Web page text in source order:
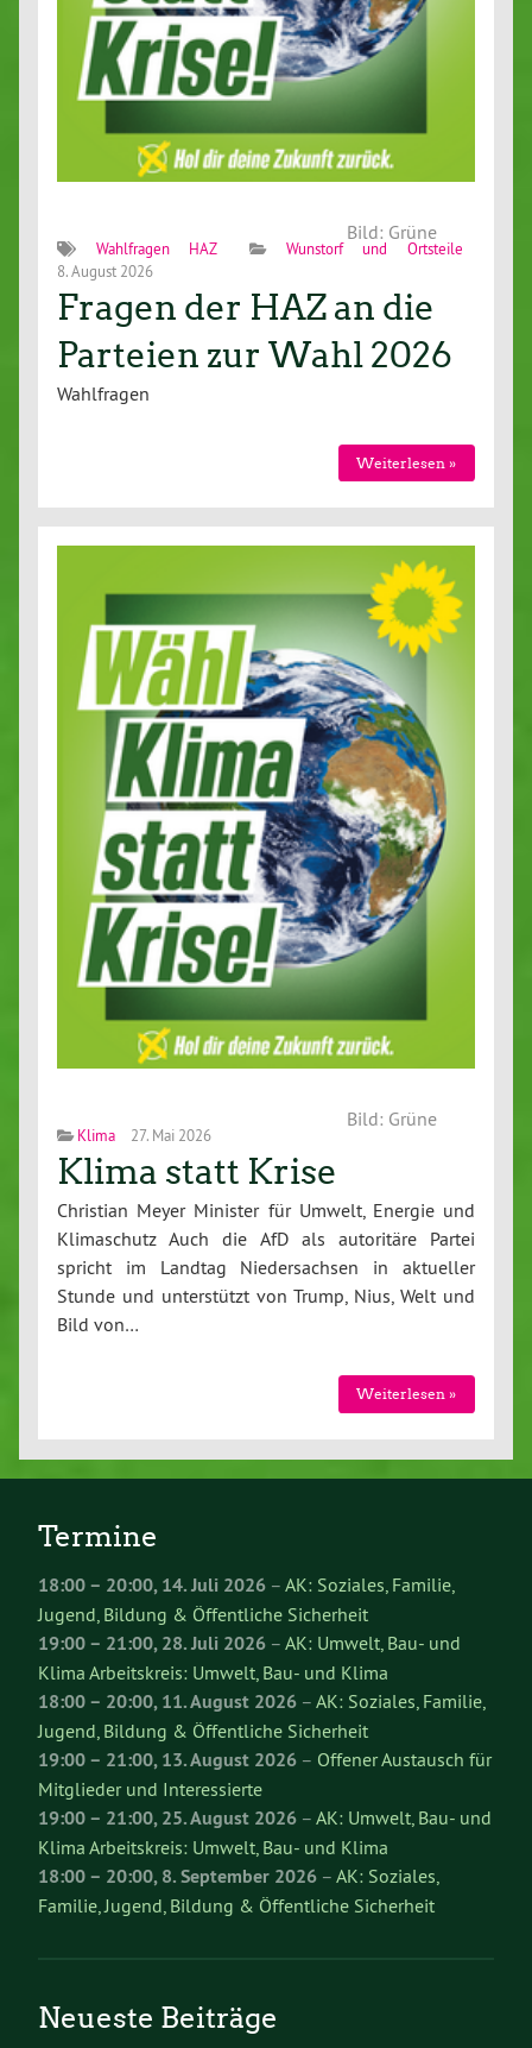
Bild: Grüne
Wahlfragen HAZ
Wunstorf und Ortsteile
8. August 2026
Fragen der HAZ an die
Parteien zur Wahl 2026
Wahlfragen
Weiterlesen »
Bild: Grüne
Klima 27. Mai 2026
Klima statt Krise
Christian Meyer Minister für Umwelt, Energie und
Klimaschutz Auch die AfD als autoritäre Partei
spricht im Landtag Niedersachsen in aktueller
Stunde und unterstützt von Trump, Nius, Welt und
Bild von…
Weiterlesen »
Termine
18:00– 20:00,14. Juli 2026 – AK: Soziales, Familie,
Jugend, Bildung & Öffentliche Sicherheit
19:00– 21:00,28. Juli 2026 – AK: Umwelt, Bau- und
Klima Arbeitskreis: Umwelt, Bau- und Klima
18:00– 20:00,11. August 2026 – AK: Soziales, Familie,
Jugend, Bildung & Öffentliche Sicherheit
19:00– 21:00,13. August 2026 – Offener Austausch für
Mitglieder und Interessierte
19:00– 21:00,25. August 2026 – AK: Umwelt, Bau- und
Klima Arbeitskreis: Umwelt, Bau- und Klima
18:00– 20:00,8. September 2026 – AK: Soziales,
Familie, Jugend, Bildung & Öffentliche Sicherheit
Neueste Beiträge